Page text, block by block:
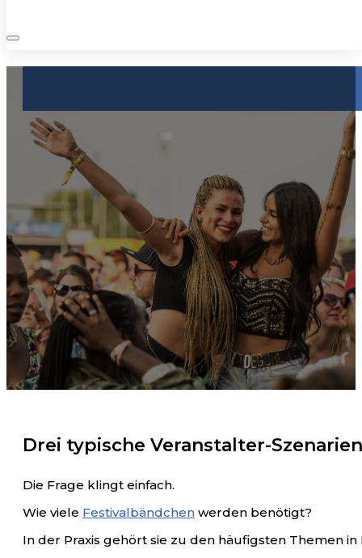
Drei typische Veranstalter-
Die Frage klingt einfach.
Wie viele Festivalbändchen werden benötigt?
In der Praxis gehört sie zu den häufigsten Themen